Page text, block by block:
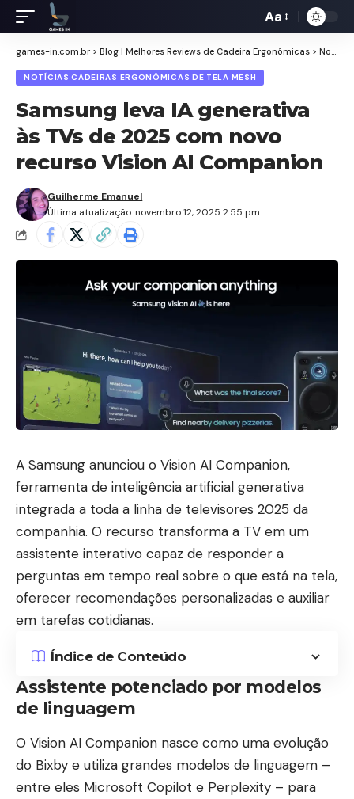
de
Aa
games-in.com.br > Blog I Melhores Reviews de Cadeira Ergonômicas > Notícias Cadeiras Ergonômicas de Tela Mesh
NOTÍCIAS CADEIRAS ERGONÔMICAS DE TELA MESH
Samsung leva IA generativa
às TVs de 2025 com novo
recurso Vision AI Companion
Última atualização: novembro 12, 2025 2:55 pm
Guilherme Emanuel
A Samsung anunciou o Vision AI Companion,
ferramenta de inteligência artificial generativa
integrada a toda a linha de televisores 2025 da
companhia. O recurso transforma a TV em um
assistente interativo capaz de responder a
perguntas em tempo real sobre o que está na tela,
oferecer recomendações personalizadas e auxiliar
em tarefas cotidianas.
Índice de Conteúdo
Assistente potenciado por modelos
de linguagem
O Vision AI Companion nasce como uma evolução
do Bixby e utiliza grandes modelos de linguagem –
entre eles Microsoft Copilot e Perplexity – para